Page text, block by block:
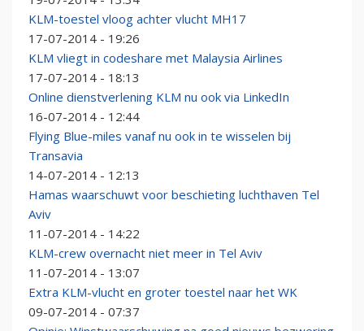
KLM-toestel vloog achter vlucht MH17
17-07-2014 - 19:26
KLM vliegt in codeshare met Malaysia Airlines
17-07-2014 - 18:13
Online dienstverlening KLM nu ook via LinkedIn
16-07-2014 - 12:44
Flying Blue-miles vanaf nu ook in te wisselen bij
Transavia
14-07-2014 - 12:13
Hamas waarschuwt voor beschieting luchthaven Tel
Aviv
11-07-2014 - 14:22
KLM-crew overnacht niet meer in Tel Aviv
11-07-2014 - 13:07
Extra KLM-vlucht en groter toestel naar het WK
09-07-2014 - 07:37